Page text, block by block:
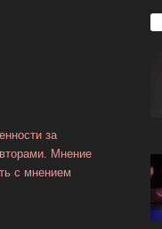
за
Мнение
с мнением